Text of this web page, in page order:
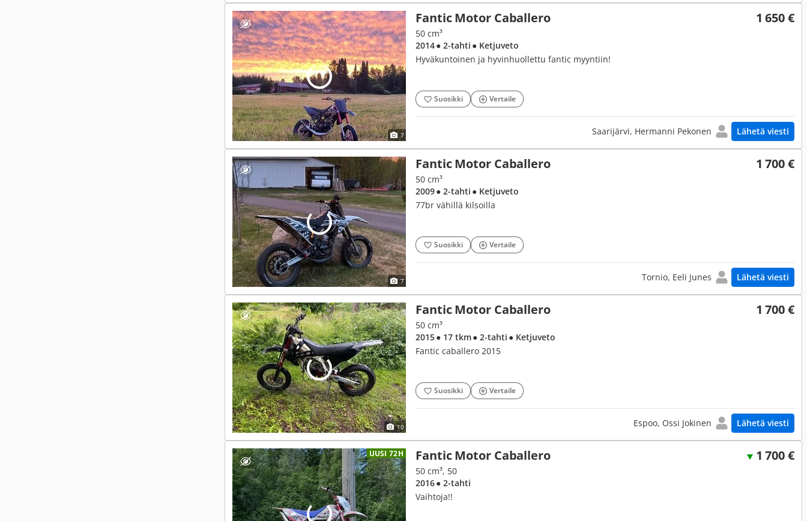
7
Fantic Motor Caballero 1 650 €
50 cm³
2014● 2-tahti ● Ketjuveto
Hyväkuntoinen ja hyvinhuollettu fantic myyntiin!
Suosikki Vertaile
Saarijärvi, Hermanni Pekonen Lähetä viesti
7
Fantic Motor Caballero 1 700 €
50 cm³
2009● 2-tahti ● Ketjuveto
77br vähillä kilsoilla
Suosikki Vertaile
Tornio, Eeli Junes Lähetä viesti
10
Fantic Motor Caballero 1 700 €
50 cm³
2015● 17 tkm● 2-tahti ● Ketjuveto
Fantic caballero 2015
Suosikki Vertaile
Espoo, Ossi Jokinen Lähetä viesti
UUSI 72H Fantic Motor Caballero 1 700 €
50 cm³, 50
2016● 2-tahti
Vaihtoja!!